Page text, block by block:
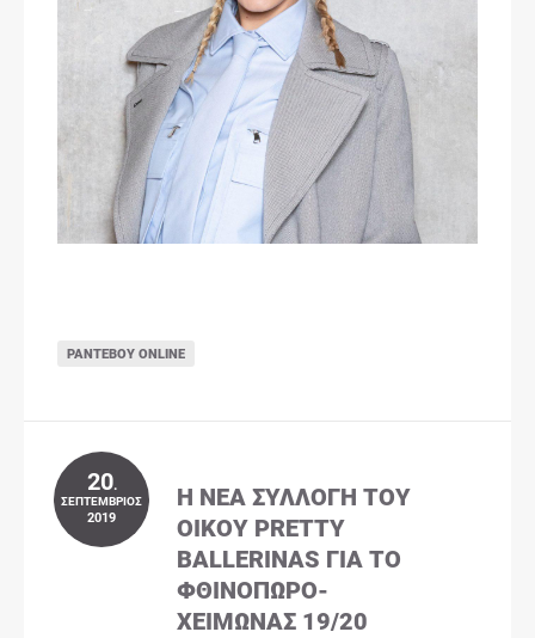
ΡΑΝΤΕΒΟΎ ONLINE
20.
ΣΕΠΤΈΜΒΡΙΟΣ
2019
Η ΝΈΑ ΣΥΛΛΟΓΉ ΤΟΥ
ΟΊΚΟΥ PRETTY
BALLERINAS ΓΙΑ ΤΟ
ΦΘΙΝΌΠΩΡΟ-
ΧΕΙΜΏΝΑΣ 19/20